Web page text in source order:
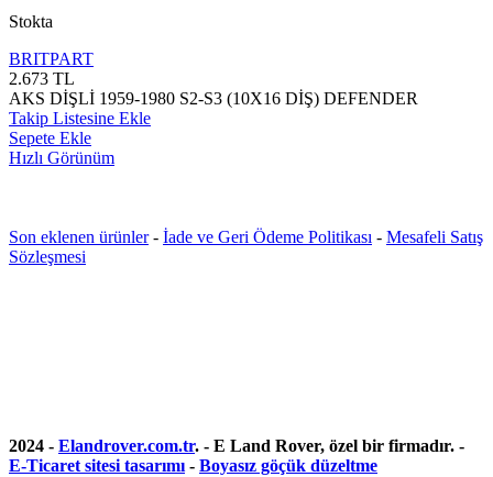
Stokta
BRITPART
2.673 TL
AKS DİŞLİ 1959-1980 S2-S3 (10X16 DİŞ) DEFENDER
Takip Listesine Ekle
Sepete Ekle
Hızlı Görünüm
Son eklenen ürünler- İade ve Geri Ödeme Politikası - Mesafeli Satış
Sözleşmesi
2024 - Elandrover.com.tr. - E Land Rover, özel bir firmadır. -
E-Ticaret sitesi tasarımı- Boyasız göçük düzeltme